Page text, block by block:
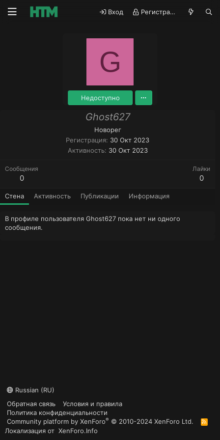
Вход Регистрация
G
Недоступно
Ghost627
Новорег
Регистрация 30 Окт 2023
Активность 30 Окт 2023
Сообщения
0
Лайки
0
Стена Активность Публикации Информация
В профиле пользователя Ghost627 пока нет ни одного
сообщения.
Russian (RU)
Обратная связь
Условия и правила
Политика конфиденциальности
Community platform by XenForo® © 2010-2024 XenForo Ltd.
R
S
Локализация от XenForo.Info